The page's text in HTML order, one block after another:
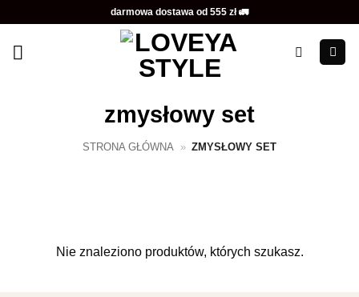
zawartości
darmowa dostawa od 555 zł 🚛
zmysłowy set
STRONA GŁÓWNA » ZMYSŁOWY SET
Nie znaleziono produktów, których szukasz.